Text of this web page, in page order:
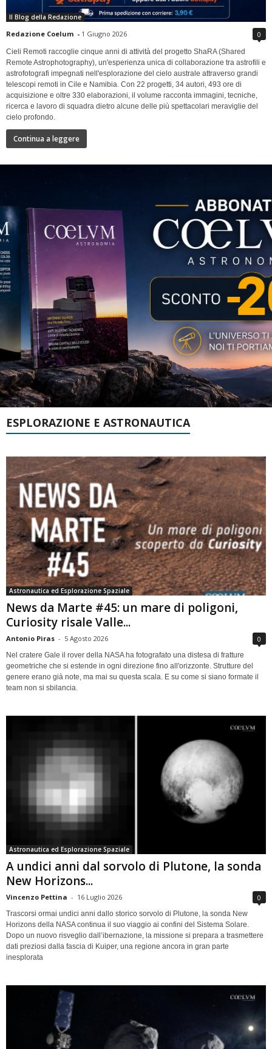
Il Blog della Redazione
Redazione Coelum - 1 Giugno 2026 0
Cieli Remoti raccoglie cinque anni di attività del progetto ShaRA (Shared
Remote Astrophotography), un'esperienza unica di collaborazione tra astrofili e
astrofotografi impegnati nell'esplorazione del cielo australe attraverso grandi
telescopi remoti in Cile e Namibia. Con 22 progetti, 34 autori, 493 ore di
acquisizione e oltre 330 elaborazioni, il volume racconta immagini, tecniche,
ricerca e lavoro di squadra dietro alcune delle più spettacolari meraviglie del
cielo profondo.
Continua a leggere
ESPLORAZIONE E ASTRONAUTICA
Astronautica ed Esplorazione Spaziale
News da Marte #45: un mare di poligoni,
Curiosity risale Valle...
Antonio Piras - 5 Agosto 2026 0
Nel cratere Gale il rover della NASA ha fotografato una distesa di fratture
geometriche che si estende in ogni direzione fino all'orizzonte. Strutture del
genere erano già note, ma mai su questa scala. E su come si siano formate il
team non si sbilancia.
Astronautica ed Esplorazione Spaziale
A undici anni dal sorvolo di Plutone, la sonda
New Horizons...
Vincenzo Pettina - 16 Luglio 2026 0
Trascorsi ormai undici anni dallo storico sorvolo di Plutone, la sonda New
Horizons della NASA continua il suo viaggio ai confini del Sistema Solare.
Dopo un nuovo risveglio dall’ibernazione, la missione si prepara a trasmettere
dati preziosi dalla fascia di Kuiper, una regione ancora in gran parte
inesplorata